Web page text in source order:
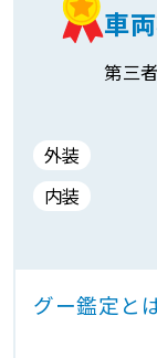
車
第三
外装
内装
グー鑑定と